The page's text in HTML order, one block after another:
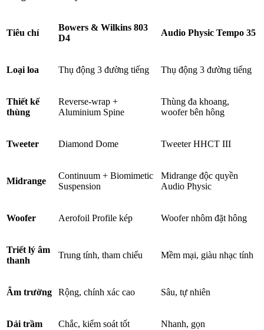
Tiêu chí
Bowers & Wilkins 803
D4
Audio Physic Tempo 35
Loại loa Thụ động 3 đường tiếng Thụ động 3 đường tiếng
Thiết kế
thùng
Reverse-wrap +
Aluminium Spine
Thùng đa khoang,
woofer bên hông
Tweeter Diamond Dome Tweeter HHCT III
Midrange
Continuum + Biomimetic
Suspension
Midrange độc quyền
Audio Physic
Woofer Aerofoil Profile kép Woofer nhôm đặt hông
Triết lý âm
thanh
Trung tính, tham chiếu Mềm mại, giàu nhạc tính
Âm trường Rộng, chính xác cao Sâu, tự nhiên
Dải trầm Chắc, kiểm soát tốt Nhanh, gọn